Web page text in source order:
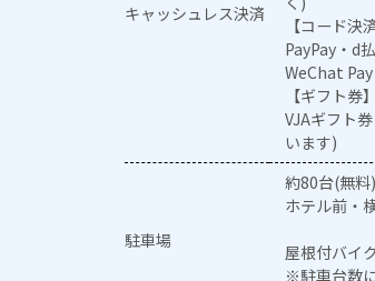
キャッシュレス決済
【コード決済
PayPay・d
WeChat Pay
【ギフト券】
VJAギフト
います)
駐車場
約80台(無料)
ホテル前・
屋根付バイ
※駐車台数